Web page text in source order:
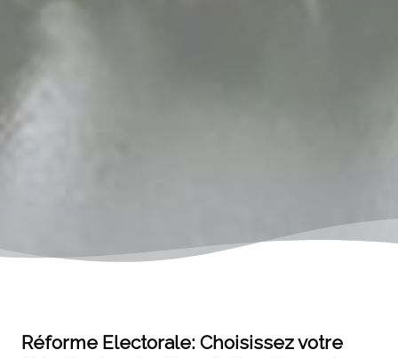
Réforme Electorale: Choisissez votre